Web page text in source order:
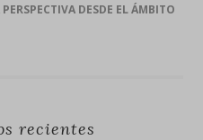
DESDE EL ÁMBITO
recientes